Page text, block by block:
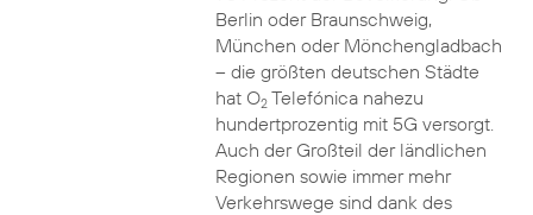
Berlin oder Braunschweig,
München oder Mönchengladbach
– die größten deutschen Städte
hat O2Telefónica nahezu
hundertprozentig mit 5G versorgt.
Auch der Großteil der ländlichen
Regionen sowie immer mehr
Verkehrswege sind dank des